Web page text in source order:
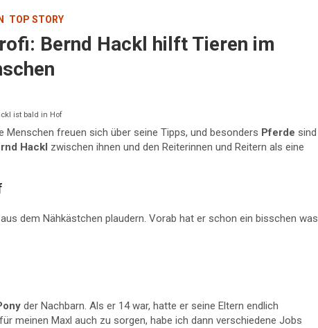
TOP STORY
Bernd Hackl hilft Tieren im
ist bald in Hof
Menschen freuen sich über seine Tipps, und besonders Pferde sind
Hackl zwischen ihnen und den Reiterinnen und Reitern als eine
aus dem Nähkästchen plaudern. Vorab hat er schon ein bisschen was
der Nachbarn. Als er 14 war, hatte er seine Eltern endlich
meinen Maxl auch zu sorgen, habe ich dann verschiedene Jobs